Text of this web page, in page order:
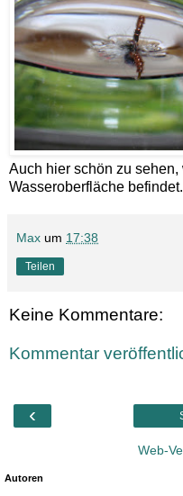
Auch hier schön zu
Wasseroberfläche befindet.
Max um 17:38
Teilen
Keine Kommentare:
Kommentar
‹
Web-
Autoren